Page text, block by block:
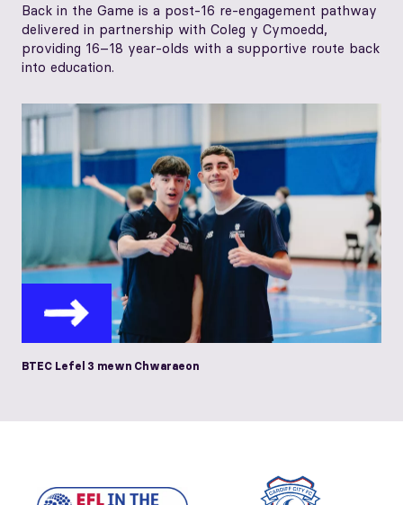
Back in the Game is a post-16 re-engagement pathway
delivered in partnership with Coleg y Cymoedd,
providing 16–18 year-olds with a supportive route back
into education.
BTEC Lefel 3 mewn Chwaraeon